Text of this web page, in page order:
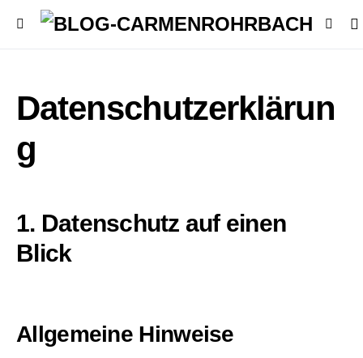
Datenschutzerklärun
g
1. Datenschutz auf einen
Blick
Allgemeine Hinweise